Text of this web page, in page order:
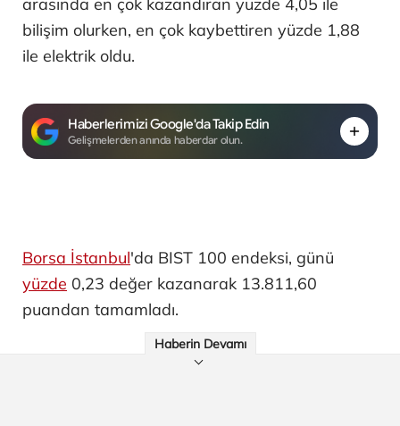
arasında en çok kazandıran yüzde 4,05 ile
bilişim olurken, en çok kaybettiren yüzde 1,88
ile elektrik oldu.
Haberlerimizi Google'da Takip Edin
Gelişmelerden anında haberdar olun.
Borsa İstanbul'da BIST 100 endeksi, günü
yüzde 0,23 değer kazanarak 13.811,60
puandan tamamladı.
Haberin Devamı